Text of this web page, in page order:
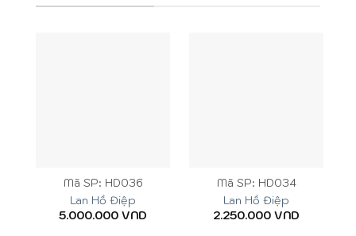
Mã SP: HD036
Lan Hồ Điệp
5.000.000 VND
Mã SP: HD034
Lan Hồ Điệp
2.250.000 VND